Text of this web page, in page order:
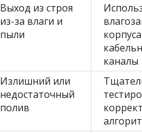
Выход из строя
из-за влаги и
пыли
каналы
Излишний или
недостаточный
полив